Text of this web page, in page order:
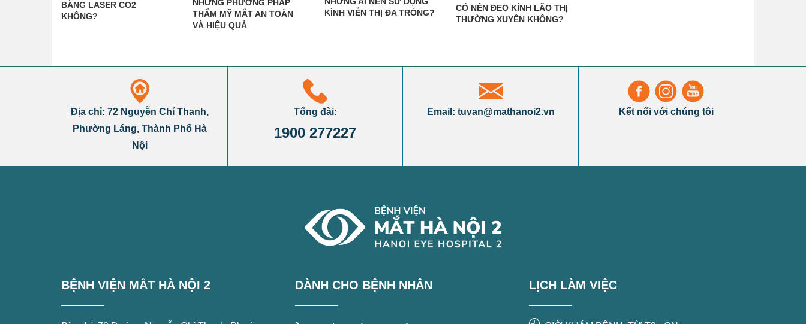
BẰNG LASER CO2
KHÔNG?
NHỮNG PHƯƠNG PHÁP
THẨM MỸ MẮT AN TOÀN
VÀ HIỆU QUẢ
KÍNH VIỄN THỊ ĐA TRÒNG?
CÓ NÊN ĐEO KÍNH LÃO THỊ
THƯỜNG XUYÊN KHÔNG?
Địa chỉ: 72 Nguyễn Chí Thanh,
Phường Láng, Thành Phố Hà
Nội
Tổng đài:
1900 277227
Email: tuvan@mathanoi2.vn Kết nối với chúng tôi
BỆNH VIỆN MẮT HÀ NỘI 2 DÀNH CHO BỆNH NHÂN LỊCH LÀM VIỆC